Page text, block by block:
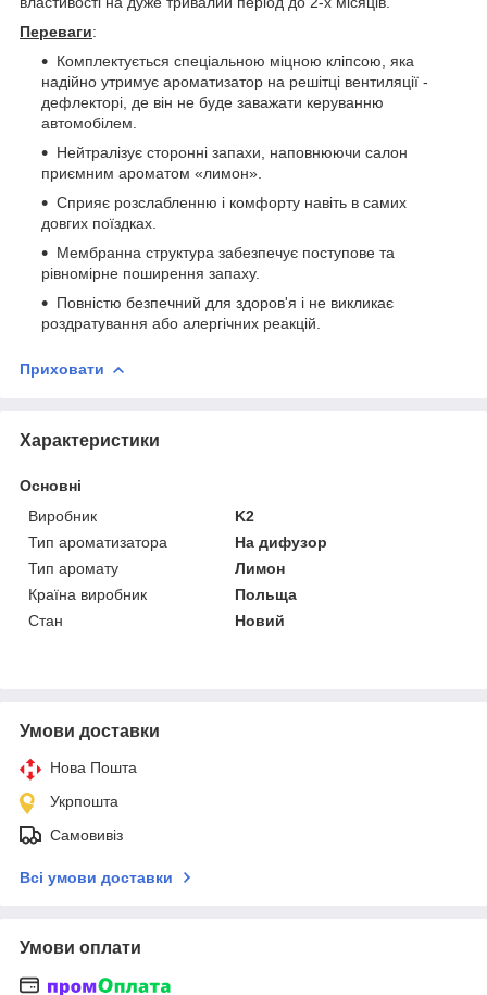
Переваги:
Комплектується спеціальною міцною кліпсою, яка
надійно утримує ароматизатор на решітці вентиляції -
дефлекторі, де він не буде заважати керуванню
автомобілем.
Нейтралізує сторонні запахи, наповнюючи салон
приємним ароматом «лимон».
Сприяє розслабленню і комфорту навіть в самих
довгих поїздках.
Мембранна структура забезпечує поступове та
рівномірне поширення запаху.
Повністю безпечний для здоров'я і не викликає
роздратування або алергічних реакцій.
Приховати
Характеристики
Основні
Виробник
K2
Тип ароматизатора
На дифузор
Тип аромату
Лимон
Країна виробник
Польща
Стан
Новий
Умови доставки
Нова Пошта
Укрпошта
Самовивіз
Всі умови доставки
Умови оплати